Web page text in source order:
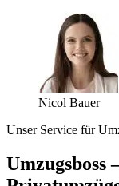
Nicol Bauer
Unser Service für
Umzugsboss